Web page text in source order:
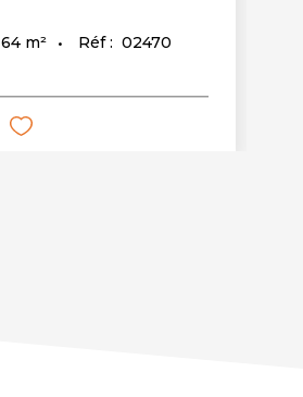
64 m² Réf : 02470